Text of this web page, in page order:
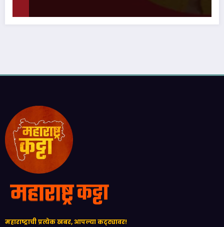
महाराष्ट्राची प्रत्येक खबर, आपल्या कट्ट्यावर!